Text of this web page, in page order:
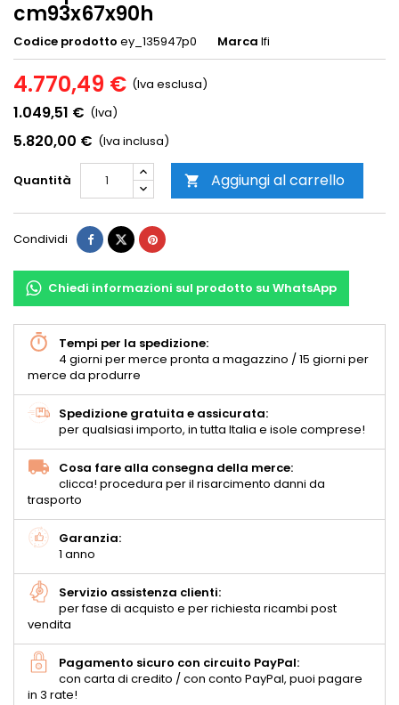
cm93x67x90h
Codice prodotto ey_135947p0 Marca Ifi
4.770,49 € (Iva esclusa)
1.049,51 € (Iva)
5.820,00 € (Iva inclusa)
Quantità  Aggiungi al carrello
Condividi
Chiedi informazioni sul prodotto su WhatsApp
Tempi per la spedizione:
4 giorni per merce pronta a magazzino / 15 giorni per
merce da produrre
Spedizione gratuita e assicurata:
per qualsiasi importo, in tutta Italia e isole comprese!
Cosa fare alla consegna della merce:
clicca! procedura per il risarcimento danni da
trasporto
Garanzia:
1 anno
Servizio assistenza clienti:
per fase di acquisto e per richiesta ricambi post
vendita
Pagamento sicuro con circuito PayPal:
con carta di credito / con conto PayPal, puoi pagare
in 3 rate!